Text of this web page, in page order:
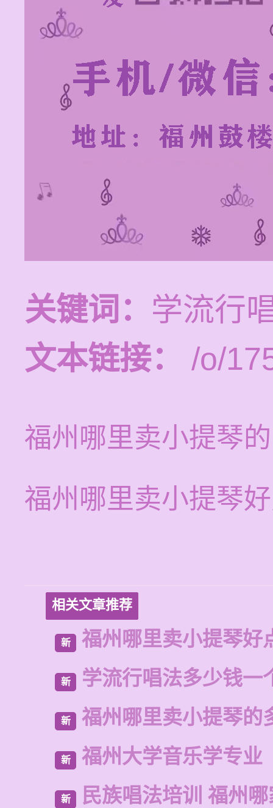
关键词： 学流行
文本链接：
/o/
福州哪里卖小提琴
福州哪里卖小提琴
相关文章推荐
新 福州哪里卖小提琴好
新 学流行唱法多少钱一
新 福州哪里卖小提琴的
新 福州大学音乐学专业
新 民族唱法培训 福州